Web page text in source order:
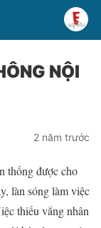
NỘI
2 năm trước
thống được cho
làn sóng làm việc
thiếu vắng nhân